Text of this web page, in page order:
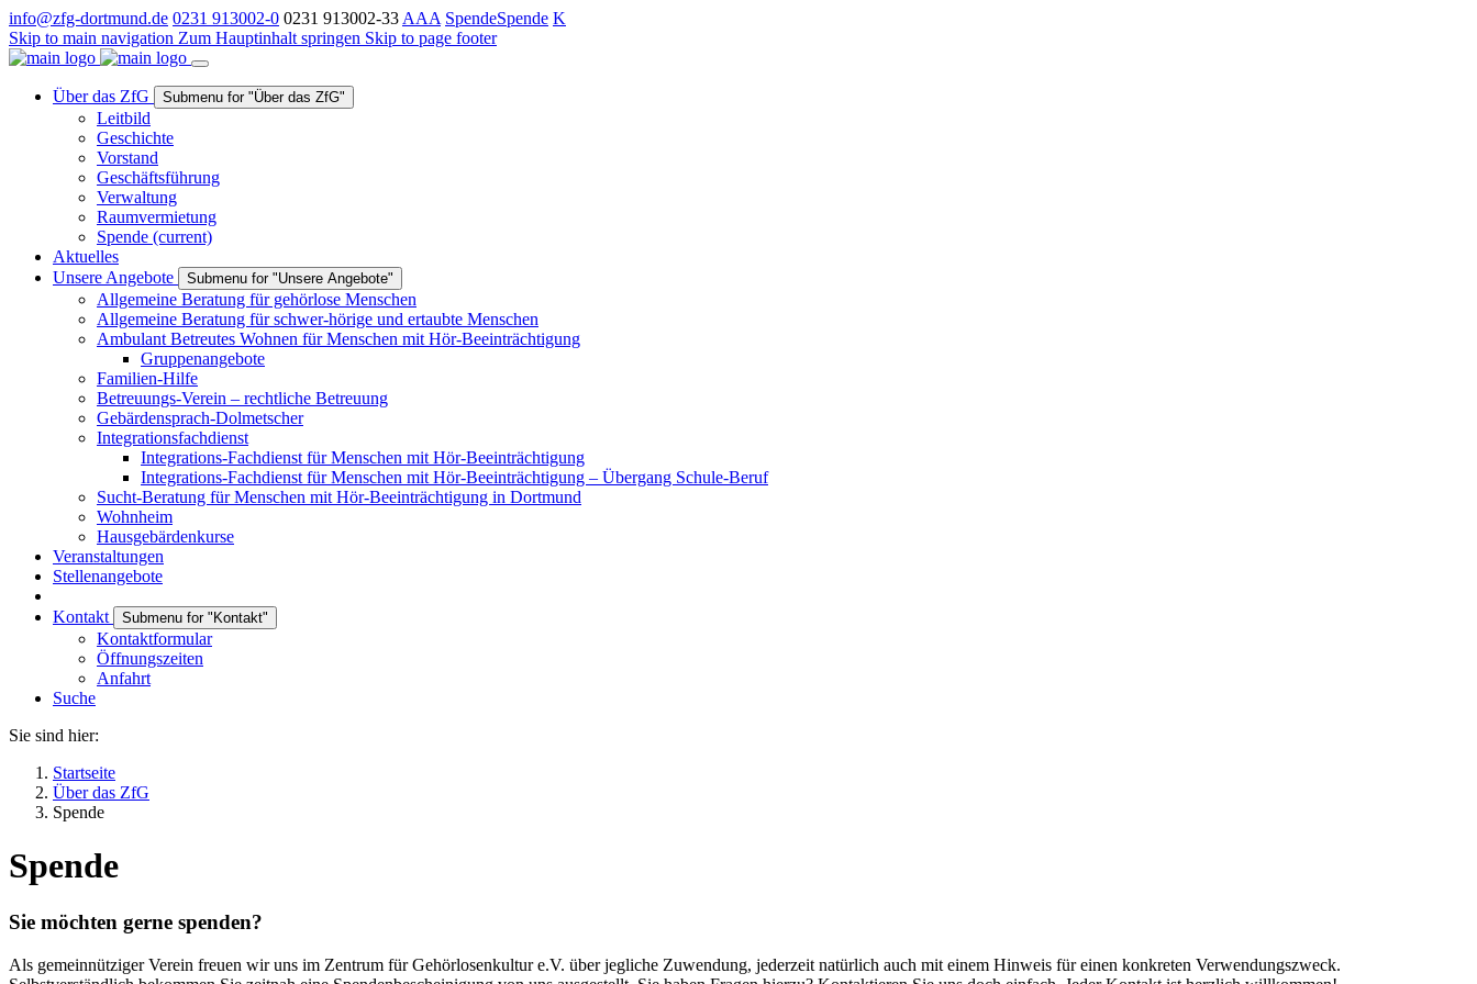
info@zfg-dortmund.de 0231 913002-0 0231 913002-33 AAA SpendeSpende K
Skip to main navigation Zum Hauptinhalt springen Skip to page footer
Über das ZfG Submenu for "Über das ZfG"
Leitbild
Geschichte
Vorstand
Geschäftsführung
Verwaltung
Raumvermietung
Spende (current)
Aktuelles
Unsere Angebote
Submenu for "Unsere Angebote"
Allgemeine Beratung für gehörlose Menschen
Allgemeine Beratung für schwer-hörige und ertaubte Menschen
Ambulant Betreutes Wohnen für Menschen mit Hör-Beeinträchtigung
Gruppenangebote
Familien-Hilfe
Betreuungs-Verein – rechtliche Betreuung
Gebärdensprach-Dolmetscher
Integrationsfachdienst
Integrations-Fachdienst für Menschen mit Hör-Beeinträchtigung
Integrations-Fachdienst für Menschen mit Hör-Beeinträchtigung – Übergang Schule-Beruf
Sucht-Beratung für Menschen mit Hör-Beeinträchtigung in Dortmund
Wohnheim
Hausgebärdenkurse
Veranstaltungen
Stellenangebote
Kontakt Submenu for "Kontakt"
Kontaktformular
Öffnungszeiten
Anfahrt
Suche
Sie sind hier:
Startseite
Über das ZfG
Spende
Spende
Sie möchten gerne spenden?
Als gemeinnütziger Verein freuen wir uns im Zentrum für Gehörlosenkultur e.V. über jegliche Zuwendung, jederzeit natürlich auch mit einem Hinweis für einen konkreten Verwendungszweck.